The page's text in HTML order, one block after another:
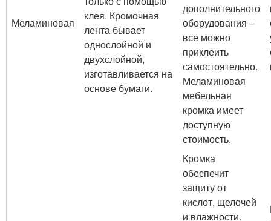
Меламиновая
клея. Кромочная
лента бывает
однослойной и
двухслойной,
изготавливается на
основе бумаги.
дополнительного
оборудования –
все можно
приклеить
самостоятельно.
Меламиновая
мебельная
кромка имеет
доступную
стоимость.
Кромка
обеспечит
защиту от
кислот, щелочей
и влажности.